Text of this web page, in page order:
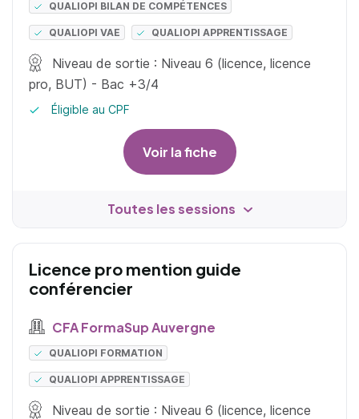
QUALIOPI BILAN DE COMPÉTENCES
QUALIOPI VAE QUALIOPI APPRENTISSAGE
Niveau de sortie : Niveau 6 (licence, licence
pro, BUT) - Bac +3/4
Éligible au CPF
Voir la fiche
Toutes les sessions
Licence pro mention guide
conférencier
CFA FormaSup Auvergne
QUALIOPI FORMATION
QUALIOPI APPRENTISSAGE
Niveau de sortie : Niveau 6 (licence, licence